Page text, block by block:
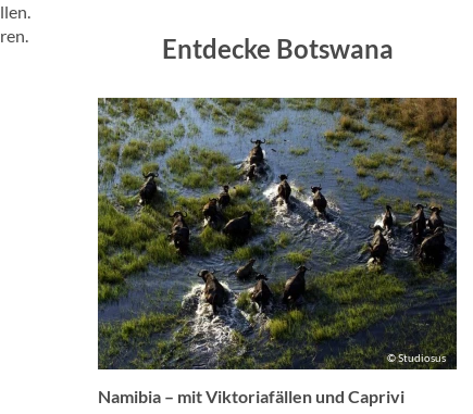
Entdecke Botswana
© Studiosus
Namibia – mit Viktoriafällen und Caprivi